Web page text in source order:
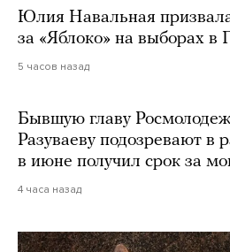
Юлия Навальная призвала
за «Яблоко» на выборах в
5 часов назад
Бывшую главу
Разуваеву подозревают в
в июне получил срок за
4 часа назад